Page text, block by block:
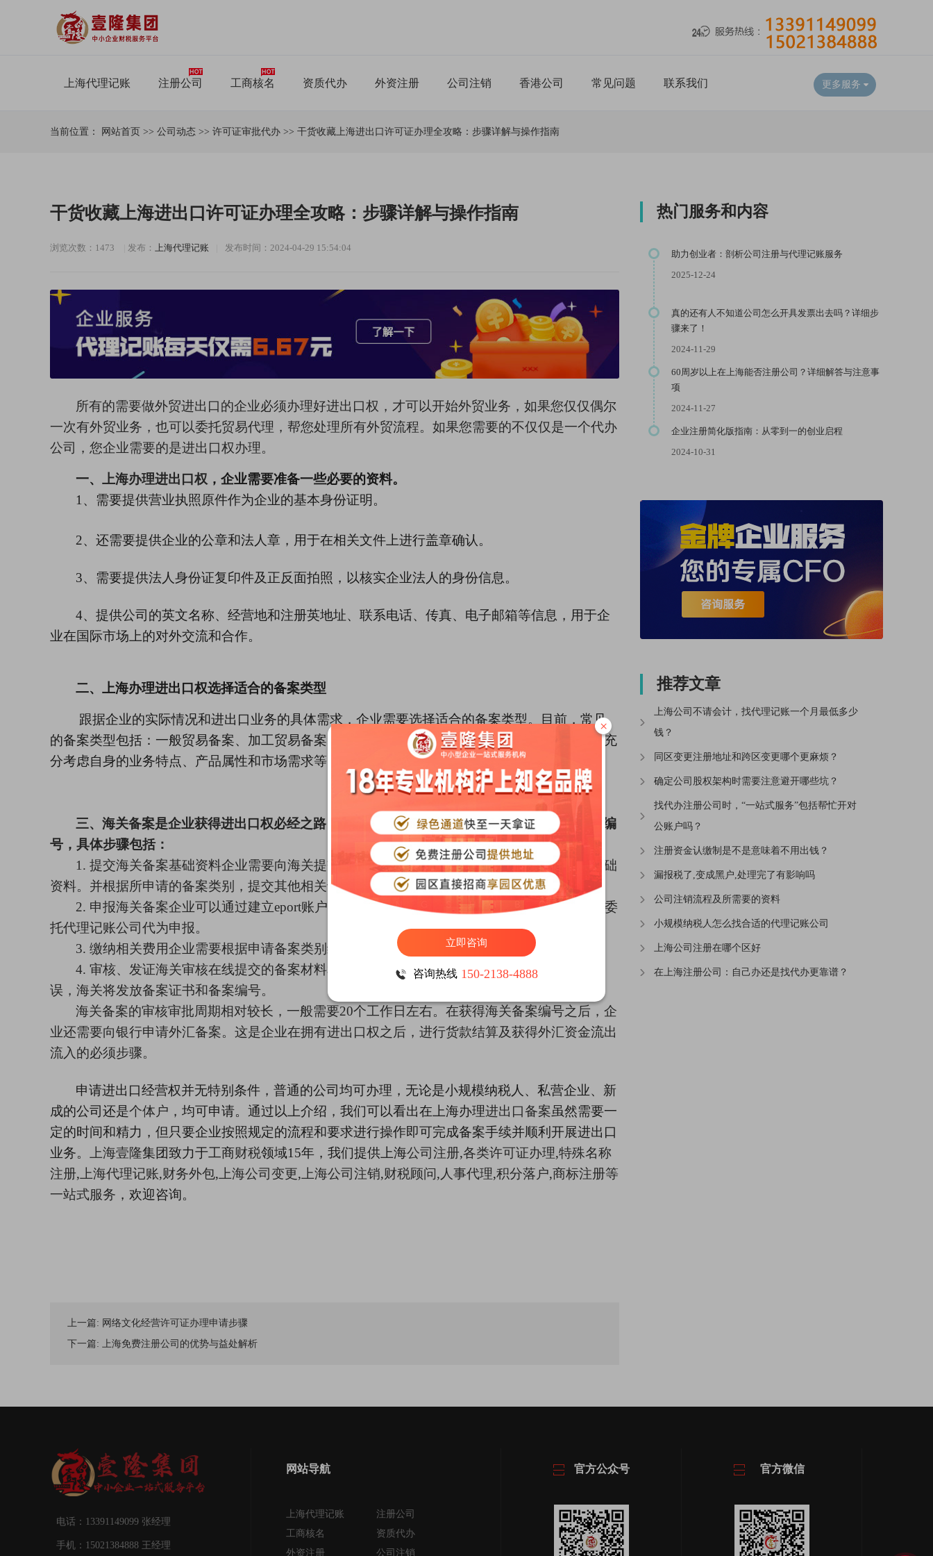
上海代理记账 注册公司 工商核名 资质代办 外资注册 公司注销 香港公司 常见问题 联系我们 更多服务
当前位置： 网站首页 >> 公司动态 >> 许可证审批代办 >> 干货收藏上海进出口许可证办理全攻略：步骤详解与操作指南
干货收藏上海进出口许可证办理全攻略：步骤详解与操作指南
浏览次数：1473 发布： 上海代理记账 发布时间：2024-04-29 15:54:04
所有的需要做外贸进出口的企业必须办理好进出口权 ，才可以开始外贸业务，如果您仅仅偶尔
一次有外贸业务，也可以委托贸易代理，帮您处理所有外贸流程。 如果您需要的不仅仅是一个代办
公司
，您企业需要的是进出口权办理。
一、 上海办理进出口权 ，企业需要准备一些必要的资料。
1、 需要提供营业执照原件作为企业的基本身份证明。
2、还需要提供企业的公章和法人章，用于在相关文件上进行盖章确认。
3、需要提供法人身份证复印件及正反面拍照，以核实企业法人的身份信息。
4、提供公司的英文名称、经营地和注册英地址、联系电话、传真、电子邮箱等信息，用于企
业在国际市场上的对外交流和合作。
二、 上海办理进出口权选择适合的备案类型
跟据企业的实际情况和进出口业务的具体需求，企业需要选择适合的备案类型。目前，常见
的备案类型包括：一般贸易备案、加工贸易备案、边境贸易备案等。企业在选择备案类型时，应充
分考虑自身的业务特点、产品属性和市场需求等因素，选择最适合自己的备案类型。
三、 海关备案是企业获得进出口权必经之路，需要提交企业资料，通过审核后获得海关备案编
号 ， 具体步骤包括：
1. 提交海关备案基础资料企业需要向海关提交营业执照、组织机构代码证、税务登记证等基础
资料。并根据所申请的备案类别，提交其他相关证件。
2. 申报海关备案企业可以通过建立eport账户，登陆海关网站提交电子化备案申请。企业也可委
托代理记账公司 代为申报。
3. 缴纳相关费用企业需要根据申请备案类别缴纳相关费用。
4. 审核、发证海关审核在线提交的备案材料和缴纳的费用，并审查企业资质，如审核结果无
误，海关将发放备案证书和备案编号。
海关备案的审核审批周期相对较长，一般需要20个工作日左右。在获得海关备案编号之后，企
业还需要向银行申请外汇备案。这是企业在拥有进出口权之后，进行货款结算及获得外汇资金流出
流入的必须步骤。
申请进出口经营权并无特别条件，普通的公司均可办理，无论是小规模纳税人、私营企业、新
成的公司还是个体户 ，均可申请。 通过以上介绍，我们可以看出在上海办理进出口备案虽然需要一
定的时间和精力，但只要企业按照规定的流程和要求进行操作即可完成备案手续并顺利开展进出口
业务。 上海壹隆集团致力于工商财税领域15年，我们提供上海公司注册,各类许可证办理,特殊名称
注册,上海代理记账,财务外包,上海公司变更,上海公司注销,财税顾问,人事代理,积分落户,商标注册等
一站式服务 ，欢迎咨询。
上一篇: 网络文化经营许可证办理申请步骤
下一篇: 上海免费注册公司的优势与益处解析
热门服务和内容
助力创业者：剖析公司注册与代理记账服务
2025-12-24
真的还有人不知道公司怎么开具发票出去吗？详细步
骤来了！
2024-11-29
60周岁以上在上海能否注册公司？详细解答与注意事
项
2024-11-27
企业注册简化版指南：从零到一的创业启程
2024-10-31
推荐文章
上海公司不请会计，找代理记账一个月最低多少
钱？
同区变更注册地址和跨区变更哪个更麻烦？
确定公司股权架构时需要注意避开哪些坑？
找代办注册公司时，“一站式服务”包括帮忙开对
公账户吗？
注册资金认缴制是不是意味着不用出钱？
漏报税了,变成黑户,处理完了有影响吗
公司注销流程及所需要的资料
小规模纳税人怎么找合适的代理记账公司
上海公司注册在哪个区好
在上海注册公司：自己办还是找代办更靠谱？
电话：13391149099 张经理
手机：15021384888 王经理
网站导航
上海代理记账
注册公司
工商核名
资质代办
外资注册
公司注销
官方公众号 官方微信
×
立即咨询
咨询热线 150-2138-4888